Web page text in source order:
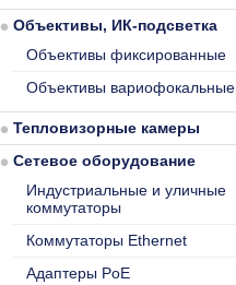
Объективы, ИК-подсветка
Объективы фиксированные
Объективы вариофокальные
Тепловизорные камеры
Сетевое оборудование
Индустриальные и уличные
коммутаторы
Коммутаторы Ethernet
Адаптеры PoE